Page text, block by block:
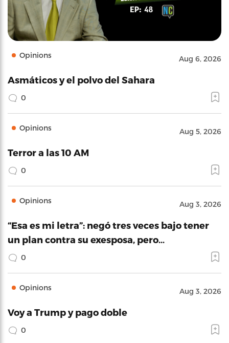
Opinions Aug 6, 2026
Asmáticos y el polvo del Sahara
0
Opinions Aug 5, 2026
Terror a las 10 AM
0
Opinions Aug 3, 2026
“Esa es mi letra”: negó tres veces bajo tener
un plan contra su exesposa, pero…
0
Opinions Aug 3, 2026
Voy a Trump y pago doble
0